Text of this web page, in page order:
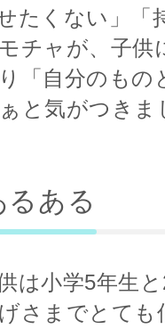
せたくない」
チャが、子
「自分のも
と気がつきま
るある
は小学5年生
さまでとて